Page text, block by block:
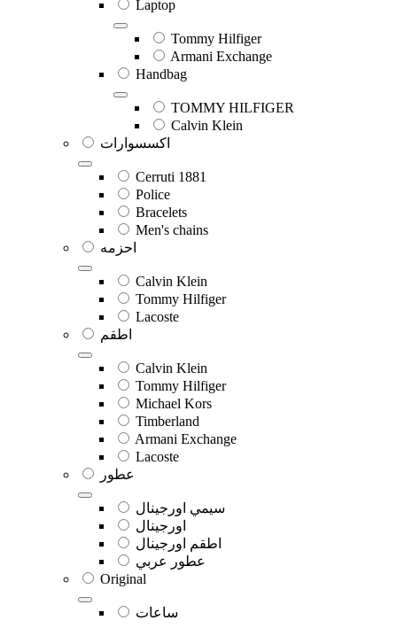
Laptop
Tommy Hilfiger
Armani Exchange
Handbag
TOMMY HILFIGER
Calvin Klein
اكسسوارات
Cerruti 1881
Police
Bracelets
Men's chains
احزمه
Calvin Klein
Tommy Hilfiger
Lacoste
اطقم
Calvin Klein
Tommy Hilfiger
Michael Kors
Timberland
Armani Exchange
Lacoste
عطور
سيمي اورجينال
اورجينال
اطقم اورجينال
عطور عربي
Original
ساعات